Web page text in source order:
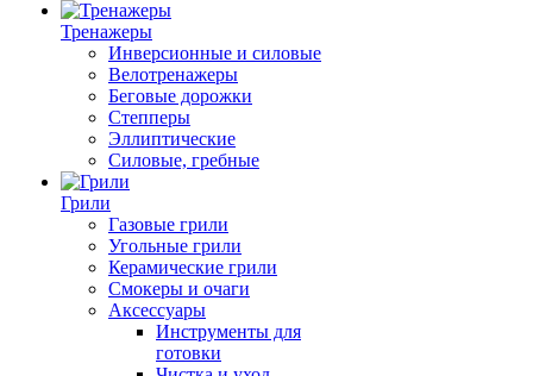
Тренажеры
Инверсионные и силовые
Велотренажеры
Беговые дорожки
Степперы
Эллиптические
Силовые, гребные
Грили
Газовые грили
Угольные грили
Керамические грили
Смокеры и очаги
Аксессуары
Инструменты для
готовки